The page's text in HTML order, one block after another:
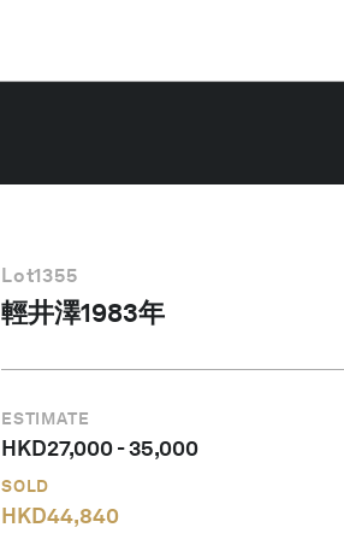
Lot1355
輕井澤1983年
ESTIMATE
HKD27,000-35,000
SOLD
HKD44,840